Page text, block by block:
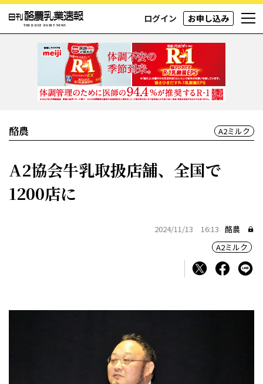
ログイン お申し込み
酪農 A2ミルク
A2協会牛乳取扱店舗、全国で
1200店に
2024/11/13 16:13 酪農
A2ミルク